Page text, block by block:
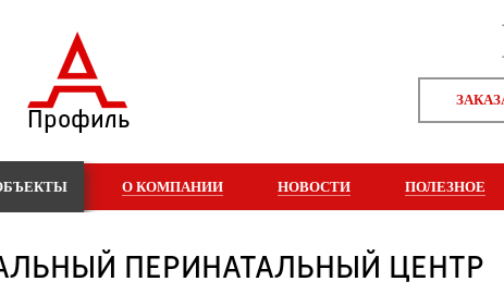
Профиль
О КОМПАНИИ НОВОСТИ ПОЛЕЗНОЕ
ПЕРИНАТАЛЬНЫЙ ЦЕНТР